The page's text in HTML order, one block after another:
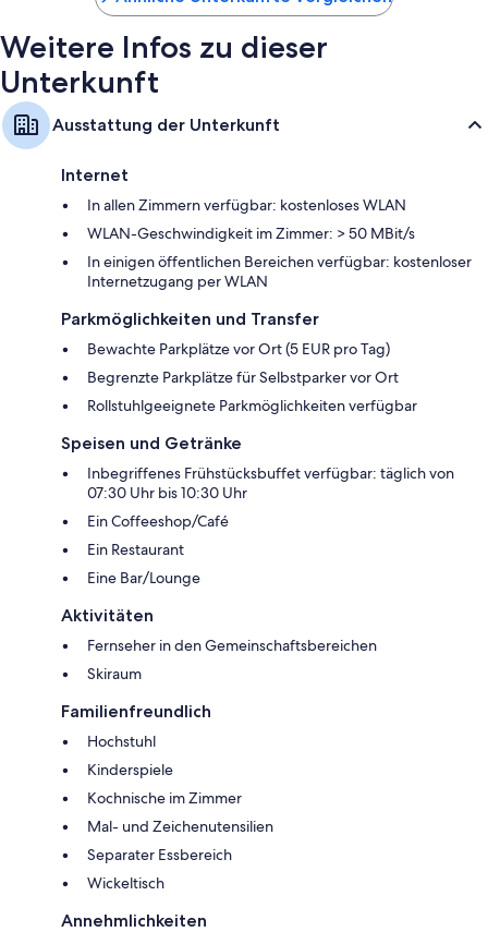
Weitere Infos zu dieser
Unterkunft
Ausstattung der Unterkunft
Internet
In allen Zimmern verfügbar: kostenloses WLAN
WLAN-Geschwindigkeit im Zimmer: > 50 MBit/s
In einigen öffentlichen Bereichen verfügbar: kostenloser
Internetzugang per WLAN
Parkmöglichkeiten und Transfer
Bewachte Parkplätze vor Ort (5 EUR pro Tag)
Begrenzte Parkplätze für Selbstparker vor Ort
Rollstuhlgeeignete Parkmöglichkeiten verfügbar
Speisen und Getränke
Inbegriffenes Frühstücksbuffet verfügbar: täglich von
07:30 Uhr bis 10:30 Uhr
Ein Coffeeshop/Café
Ein Restaurant
Eine Bar/Lounge
Aktivitäten
Fernseher in den Gemeinschaftsbereichen
Skiraum
Familienfreundlich
Hochstuhl
Kinderspiele
Kochnische im Zimmer
Mal- und Zeichenutensilien
Separater Essbereich
Wickeltisch
Annehmlichkeiten